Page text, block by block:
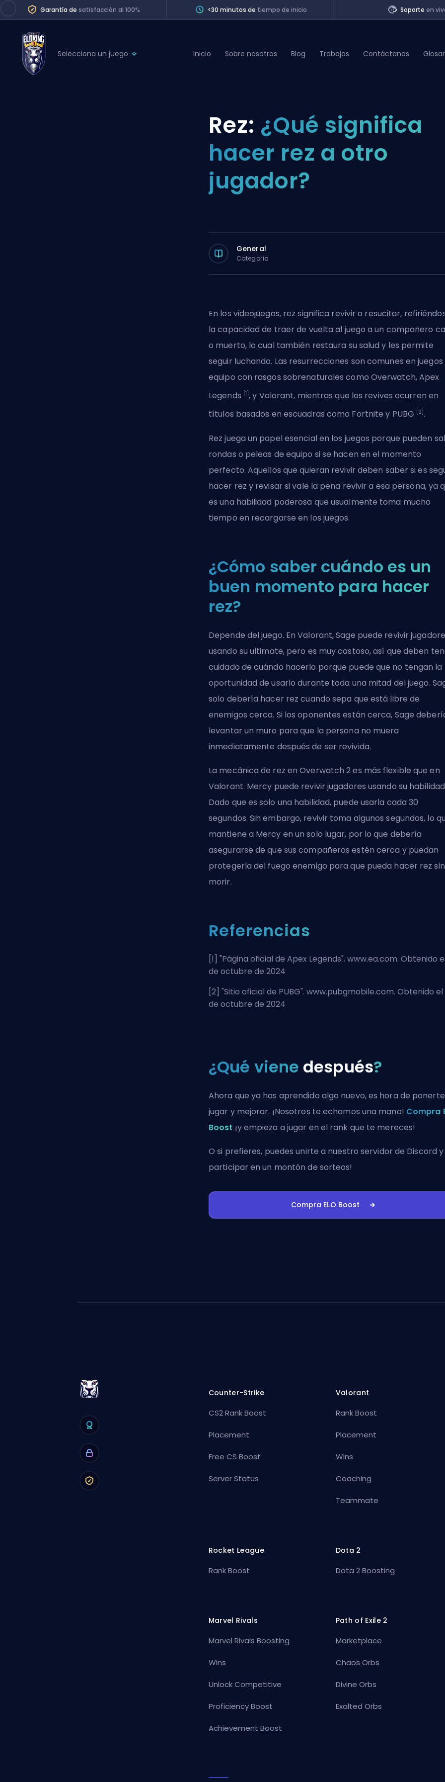
Garantía de satisfacción al 100% <30 minutos de tiempo de inicio Soporteen
Selecciona un juego
Division Boost
Inicio Sobre nosotros Blog Trabajos Contáctanos
Rez: ¿Qué significa
hacer rez a otro
jugador?
General
Categoría
En los videojuegos, rez significa revivir o resucitar,
la capacidad de traer de vuelta al juego a un compañero
o muerto, lo cual también restaura su salud y les permite
seguir luchando. Las resurrecciones son comunes en juegos
equipo con rasgos sobrenaturales como Overwatch, Apex
Legends [1] , y Valorant, mientras que los revives ocurren en
títulos basados en escuadras como Fortnite y PUBG
[2] .
Rez juega un papel esencial en los juegos porque pueden
rondas o peleas de equipo si se hacen en el momento
perfecto. Aquellos que quieran revivir deben saber si es
hacer rez y revisar si vale la pena revivir a esa persona, ya
es una habilidad poderosa que usualmente toma mucho
tiempo en recargarse en los juegos.
¿Cómo saber cuándo es un
buen momento para hacer
rez?
Depende del juego. En Valorant, Sage puede revivir
usando su ultimate, pero es muy costoso, así que deben
cuidado de cuándo hacerlo porque puede que no tengan la
oportunidad de usarlo durante toda una mitad del juego.
solo debería hacer rez cuando sepa que está libre de
enemigos cerca. Si los oponentes están cerca, Sage
levantar un muro para que la persona no muera
inmediatamente después de ser revivida.
La mecánica de rez en Overwatch 2 es más flexible que en
Valorant. Mercy puede revivir jugadores usando su
Dado que es solo una habilidad, puede usarla cada 30
segundos. Sin embargo, revivir toma algunos segundos, lo
mantiene a Mercy en un solo lugar, por lo que debería
asegurarse de que sus compañeros estén cerca y puedan
protegerla del fuego enemigo para que pueda hacer rez sin
morir.
Referencias
[1] "Página oficial de Apex Legends". www.ea.com. Obtenido
de octubre de 2024
[2] "Sitio oficial de PUBG". www.pubgmobile.com. Obtenido el
de octubre de 2024
¿Qué viene después?
Ahora que ya has aprendido algo nuevo, es hora de
jugar y mejorar. ¡Nosotros te echamos una mano! Compra
Boost ¡y empieza a jugar en el rank que te mereces!
O si prefieres, puedesunirte a nuestro servidor de Discord y
participar en un montón de sorteos!
Compra ELO Boost
Counter-Strike
CS2 Rank Boost
Placement
Free CS Boost
Server Status
Valorant
Rank Boost
Placement
Wins
Coaching
Teammate
Rocket League
Rank Boost
Dota 2
Dota 2 Boosting
Marvel Rivals
Marvel Rivals Boosting
Wins
Unlock Competitive
Proficiency Boost
Achievement Boost
Path of Exile 2
Marketplace
Chaos Orbs
Divine Orbs
Exalted Orbs